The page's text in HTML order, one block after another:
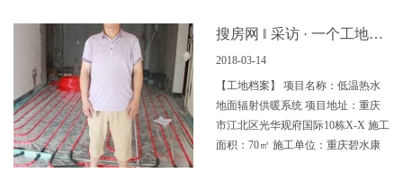
搜房网 ‖ 采访 · 一个工地成就四个人的梦想——家
2018-03-14
【工地档案】 项目名称：低温热水
地面辐射供暖系统 项目地址：重庆
市江北区光华观府国际10栋X-X 施工
面积：70㎡ 施工单位：重庆碧水康